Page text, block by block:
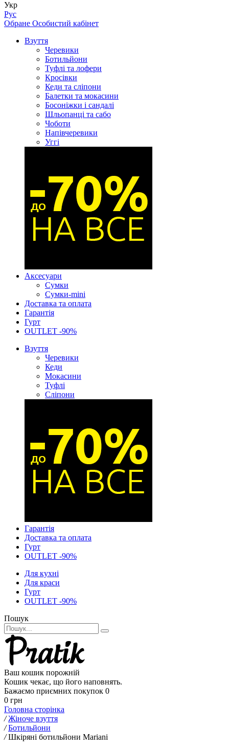
Укр
Рус
Обране Особистий кабінет
Взуття
Черевики
Ботильйони
Туфлі та лофери
Кросівки
Кеди та сліпони
Балетки та мокасини
Босоніжки і сандалі
Шльопанці та сабо
Чоботи
Напівчеревики
Уггі
Аксесуари
Сумки
Сумки-mini
Доставка та оплата
Гарантія
Гурт
OUTLET -90%
Взуття
Черевики
Кеди
Мокасини
Туфлі
Сліпони
Гарантія
Доставка та оплата
Гурт
OUTLET -90%
Для кухні
Для краси
Гурт
OUTLET -90%
Пошук
Ваш кошик порожній
Кошик чекає, що його наповнять.
Бажаємо приємних покупок 0
0 грн
Головна сторінка
/ Жіноче взуття
/ Ботильйони
/ Шкіряні ботильйони Mariani